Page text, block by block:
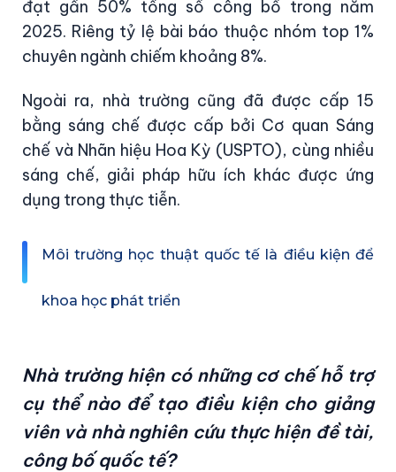
đạt gần 50% tổng số công bố trong năm
2025. Riêng tỷ lệ bài báo thuộc nhóm top 1%
chuyên ngành chiếm khoảng 8%.
Ngoài ra, nhà trường cũng đã được cấp 15
bằng sáng chế được cấp bởi Cơ quan Sáng
chế và Nhãn hiệu Hoa Kỳ (USPTO), cùng nhiều
sáng chế, giải pháp hữu ích khác được ứng
dụng trong thực tiễn.
Môi trường học thuật quốc tế là điều kiện để
khoa học phát triển
Nhà trường hiện có những cơ chế hỗ trợ
cụ thể nào để tạo điều kiện cho giảng
viên và nhà nghiên cứu thực hiện đề tài,
công bố quốc tế?